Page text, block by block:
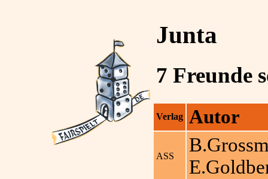
Junta
7 Freunde
Verlag Autor
ASS